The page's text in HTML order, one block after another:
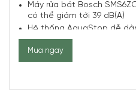
Máy rửa bát Bosch
có thể giảm tới 39 dB(A)
Hệ thống AquaStop dễ
tượng rò rỉ
AquaSensor đo độ bẩn và
Kết nối ứng dụng Home
Mua ngay